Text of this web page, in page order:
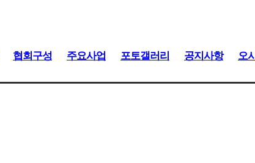
협회구성 주요사업 포토갤러리 공지사항 오